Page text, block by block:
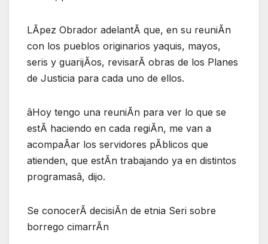
LÃpez Obrador adelantÃ que, en su reuniÃn
con los pueblos originarios yaquis, mayos,
seris y guarijÃos, revisarÃ obras de los Planes
de Justicia para cada uno de ellos.
âHoy tengo una reuniÃn para ver lo que se
estÃ haciendo en cada regiÃn, me van a
acompaÃar los servidores pÃblicos que
atienden, que estÃn trabajando ya en distintos
programasâ, dijo.
Se conocerÃ decisiÃn de etnia Seri sobre
borrego cimarrÃn